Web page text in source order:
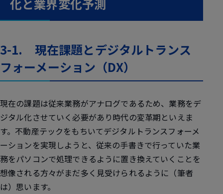
化と業界変化予測
3-1. 現在課題とデジタルトランス
フォーメーション（DX）
現在の課題は従来業務がアナログであるため、業務をデ
ジタル化させていく必要があり時代の変革期といえま
す。不動産テックをもちいてデジタルトランスフォーメ
ーションを実現しようと、従来の手書きで行っていた業
務をパソコンで処理できるように置き換えていくことを
想像される方々がまだ多く見受けられるように（筆者
は）思います。